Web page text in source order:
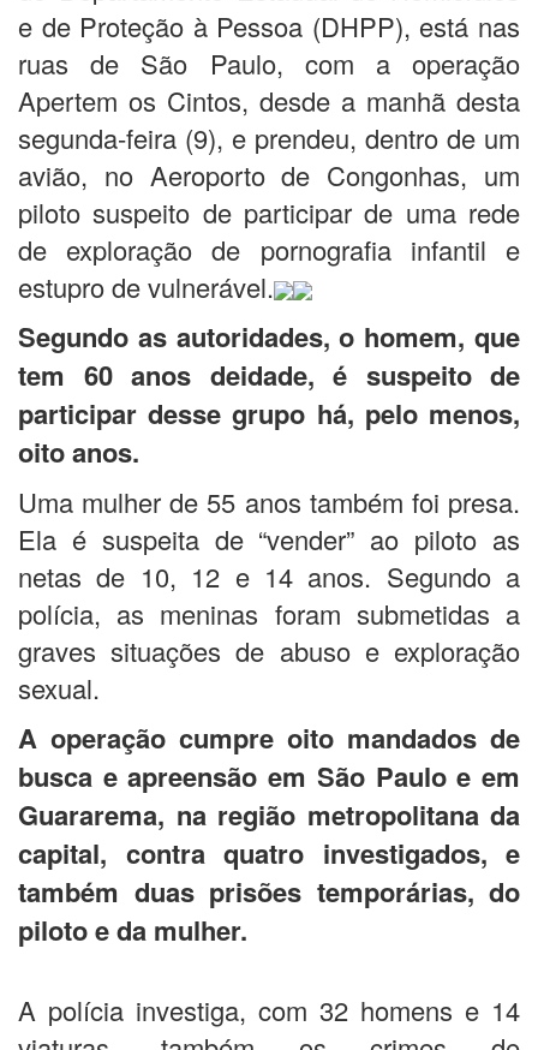
e de Proteção à Pessoa (DHPP), está nas
ruas de São Paulo, com a operação
Apertem os Cintos, desde a manhã desta
segunda-feira (9), e prendeu, dentro de um
avião, no Aeroporto de Congonhas, um
piloto suspeito de participar de uma rede
de exploração de pornografia infantil e
estupro de vulnerável.
Segundo as autoridades, o homem, que
tem 60 anos deidade, é suspeito de
participar desse grupo há, pelo menos,
oito anos.
Uma mulher de 55 anos também foi presa.
Ela é suspeita de “vender” ao piloto as
netas de 10, 12 e 14 anos. Segundo a
polícia, as meninas foram submetidas a
graves situações de abuso e exploração
sexual.
A operação cumpre oito mandados de
busca e apreensão em São Paulo e em
Guararema, na região metropolitana da
capital, contra quatro investigados, e
também duas prisões temporárias, do
piloto e da mulher.
A polícia investiga, com 32 homens e 14